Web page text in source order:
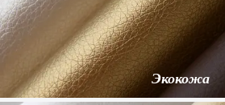
Экокожа